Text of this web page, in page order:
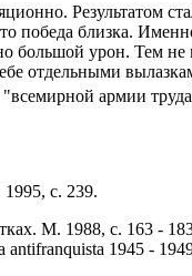
Результатом
победа близка.
большой урон. Тем
отдельными
армии
с. 239.
М. 1988, с. 163 -
1945 -